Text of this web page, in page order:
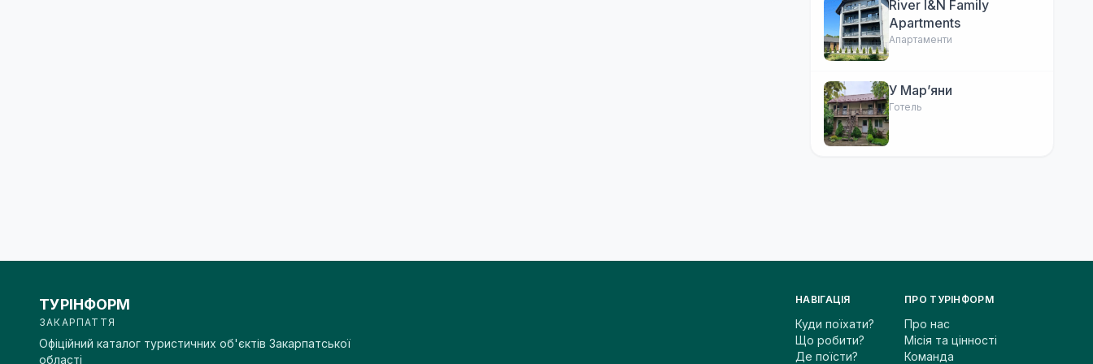
River I&N Family
Apartments
Апартаменти
У Марʼяни
Готель
ТУРІНФОРМ
ЗАКАРПАТТЯ
Офіційний каталог туристичних об'єктів Закарпатської
області
НАВІГАЦІЯ
Куди поїхати?
Що робити?
Де поїсти?
ПРО ТУРІНФОРМ
Про нас
Місія та цінності
Команда